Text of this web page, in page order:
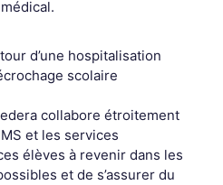
d’une hospitalisation
scolaire
collabore étroitement
et les services
élèves à revenir dans les
et de s’assurer du